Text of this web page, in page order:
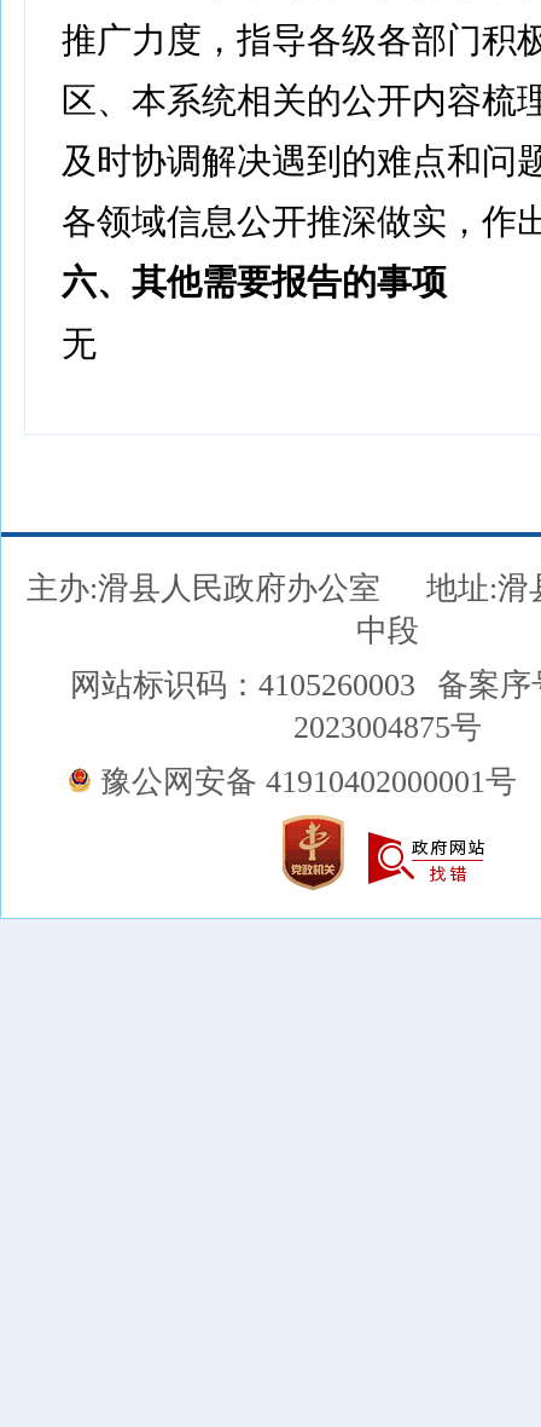
推广力度，指导各级各部门积
区、本系统相关的公开内容梳
及时协调解决遇到的难点和问
各领域信息公开推深做实，作
六、其他需要报告的事项
无
主办:滑县人民政府办公室
地址:滑
中段
网站标识码：4105260003
备案序
2023004875号
豫公网安备 41910402000001号